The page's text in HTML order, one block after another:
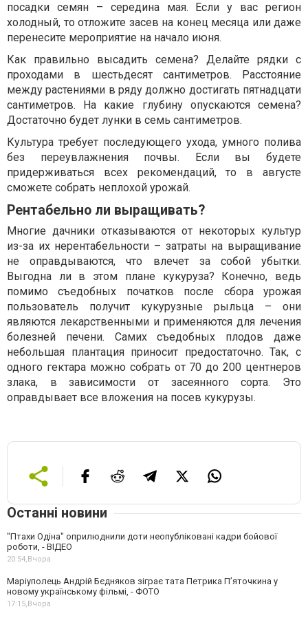
посадки семян – середина мая. Если у вас регион
холодный, то отложите засев на конец месяца или даже
перенесите мероприятие на начало июня.
Как правильно высадить семена? Делайте рядки с
проходами в шестьдесят сантиметров. Расстояние
между растениями в ряду должно достигать пятнадцати
сантиметров. На какие глубину опускаются семена?
Достаточно будет лунки в семь сантиметров.
Культура требует последующего ухода, умного полива
без переувлажнения почвы. Если вы будете
придерживаться всех рекомендаций, то в августе
сможете собрать неплохой урожай.
Рентабельно ли выращивать?
Многие дачники отказываются от некоторых культур
из-за их нерентабельности – затраты на выращивание
не оправдываются, что влечет за собой убытки.
Выгодна ли в этом плане кукуруза? Конечно, ведь
помимо съедобных початков после сбора урожая
пользователь получит кукурузные рыльца – они
являются лекарственными и применяются для лечения
болезней печени. Самих съедобных плодов даже
небольшая плантация приносит предостаточно. Так, с
одного гектара можно собрать от 70 до 200 центнеров
злака, в зависимости от засеянного сорта. Это
оправдывает все вложения на посев кукурузы.
Останні новини
"Птахи Одіна" оприлюднили доти неопубліковані кадри бойової
роботи, - ВІДЕО
20:54,Вчора
Маріуполець Андрій Бєдняков зіграє тата Петрика П’яточкина у
новому українському фільмі, - ФОТО
17:15,Вчора